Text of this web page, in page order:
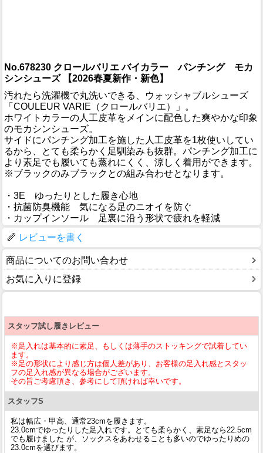
No.678230 クロールバリエ バイカラー パンチング モカ
シンシューズ 【2026春夏新作・新色】
汚れたら洗濯機で丸洗いできる、ウォッシャブルシューズ
「COULEUR VARIE（クロールバリエ）」。
ホワイトカラーの人工皮革をメインに配色した爽やかな印象
のモカシンシューズ。
サイドにパンチング加工を施した人工皮革を1枚使いしてい
るから、とても柔らかく足馴染みも抜群。パンチング加工に
より素足でも履いても蒸れにくく、涼しく着用ができます。
※ブラックのみブラックとの組み合わせとなります。
・3E ゆったりとした履き心地
・抗菌防臭機能 気になる足のニオイを防ぐ
・カップインソール 足裏に沿う形状で疲れを軽減
レビューを書く
商品についてのお問い合わせ
お気に入りに登録
スタッフ試し履きレビュー
※足入れは基本的に素足、もしくは薄手のストッキングで試着してい
ます。
※足の形状により感じ方は個人差があり、お客様の足入れ感とスタッ
フの足入れ感が異なる場合がございます。
その旨ご考慮頂き、参考にして頂ければ幸いです。
スタッフS
私は幅広・甲高、通常23cmを履きます。
23.0cmでゆったりした足入れです。とても柔らかく、素足なら22.5cm
でも履けました が、ソックスをあわせることも多いのでゆったりめの
23.0cmを選びます。